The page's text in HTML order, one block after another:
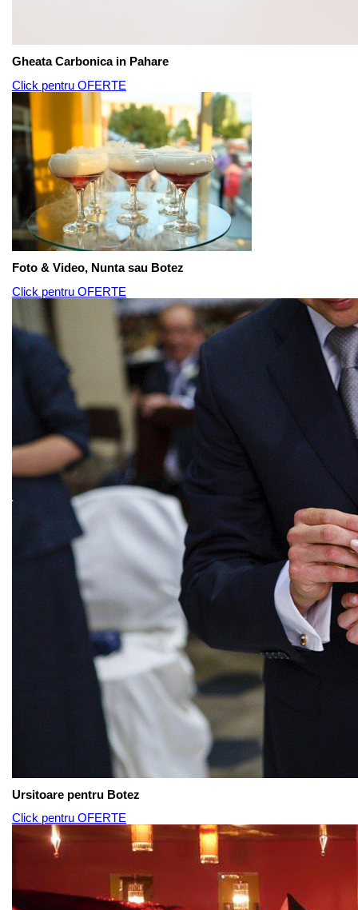
Gheata Carbonica in Pahare
Click pentru OFERTE
Foto & Video, Nunta sau Botez
Click pentru OFERTE
Ursitoare pentru Botez
Click pentru OFERTE